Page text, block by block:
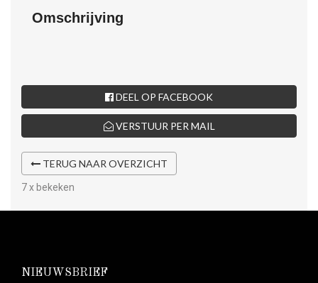
Omschrijving
DEEL OP FACEBOOK
VERSTUUR PER MAIL
TERUG NAAR OVERZICHT
7 x bekeken
NIEUWSBRIEF